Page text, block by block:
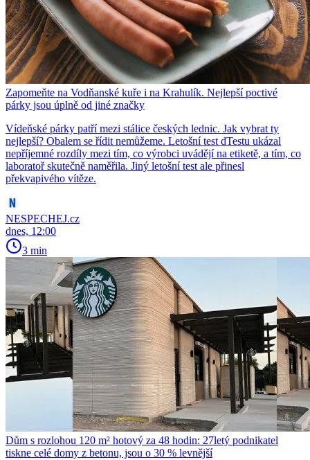
Zapomeňte na Vodňanské kuře i na Krahulík. Nejlepší poctivé
párky jsou úplně od jiné značky
Vídeňské párky patří mezi stálice českých lednic. Jak vybrat ty
nejlepší? Obalem se řídit nemůžeme. Letošní test dTestu ukázal
nepříjemné rozdíly mezi tím, co výrobci uvádějí na etiketě, a tím, co
laboratoř skutečně naměřila. Jiný letošní test ale přinesl
překvapivého vítěze.
NESPECHEJ.cz
dnes, 12:00
3 min
Dům s rozlohou 120 m² hotový za 48 hodin: 27letý podnikatel
tiskne celé domy z betonu, jsou o 30 % levnější